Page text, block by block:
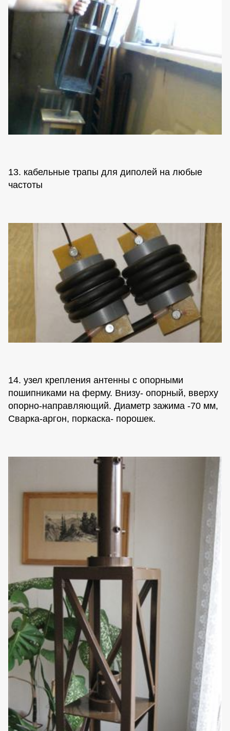
13. кабельные трапы для диполей на любые
частоты
14. узел крепления антенны с опорными
пошипниками на ферму. Внизу- опорный, вверху
опорно-направляющий. Диаметр зажима -70 мм,
Сварка-аргон, поркаска- порошек.